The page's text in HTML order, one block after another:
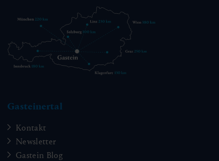
Gasteinertal
Kontakt
Newsletter
Gastein Blog